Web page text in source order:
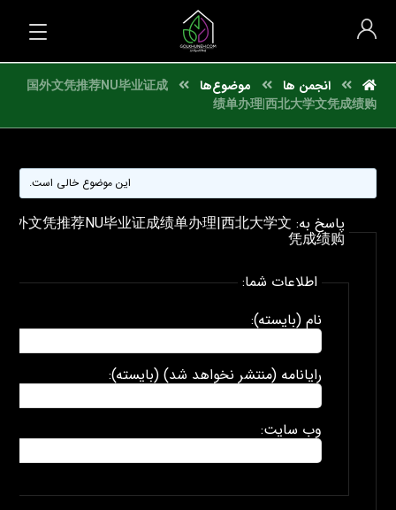
انجمن ها موضوع‌ها
国外文凭推荐NU毕业证成
绩单办理|西北大学文凭成绩购
این موضوع خالی است.
پاسخ به: 国外文凭推荐NU毕业证成绩单办理|西北大学文
凭成绩购
اطلاعات شما:
نام (بایسته):
رایانامه (منتشر نخواهد شد) (بایسته):
وب سایت: